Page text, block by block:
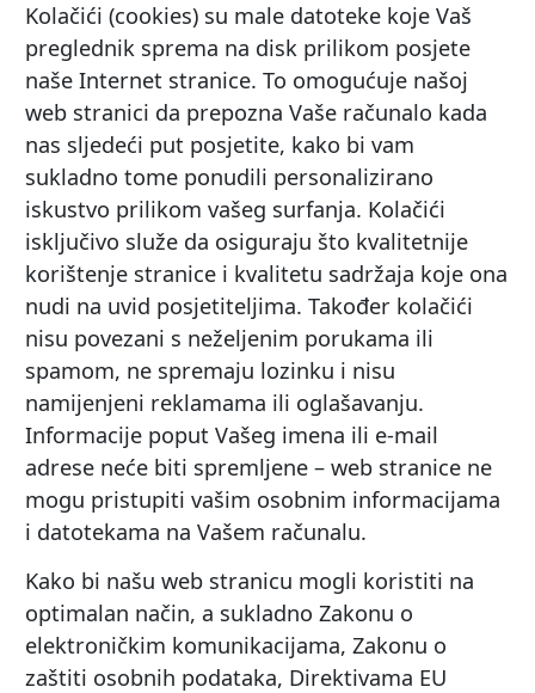
Kolačići (cookies) su male datoteke koje Vaš
preglednik sprema na disk prilikom posjete
naše Internet stranice. To omogućuje našoj
web stranici da prepozna Vaše računalo kada
nas sljedeći put posjetite, kako bi vam
sukladno tome ponudili personalizirano
iskustvo prilikom vašeg surfanja. Kolačići
isključivo služe da osiguraju što kvalitetnije
korištenje stranice i kvalitetu sadržaja koje ona
nudi na uvid posjetiteljima. Također kolačići
nisu povezani s neželjenim porukama ili
spamom, ne spremaju lozinku i nisu
namijenjeni reklamama ili oglašavanju.
Informacije poput Vašeg imena ili e-mail
adrese neće biti spremljene – web stranice ne
mogu pristupiti vašim osobnim informacijama
i datotekama na Vašem računalu.
Kako bi našu web stranicu mogli koristiti na
optimalan način, a sukladno Zakonu o
elektroničkim komunikacijama, Zakonu o
zaštiti osobnih podataka, Direktivama EU